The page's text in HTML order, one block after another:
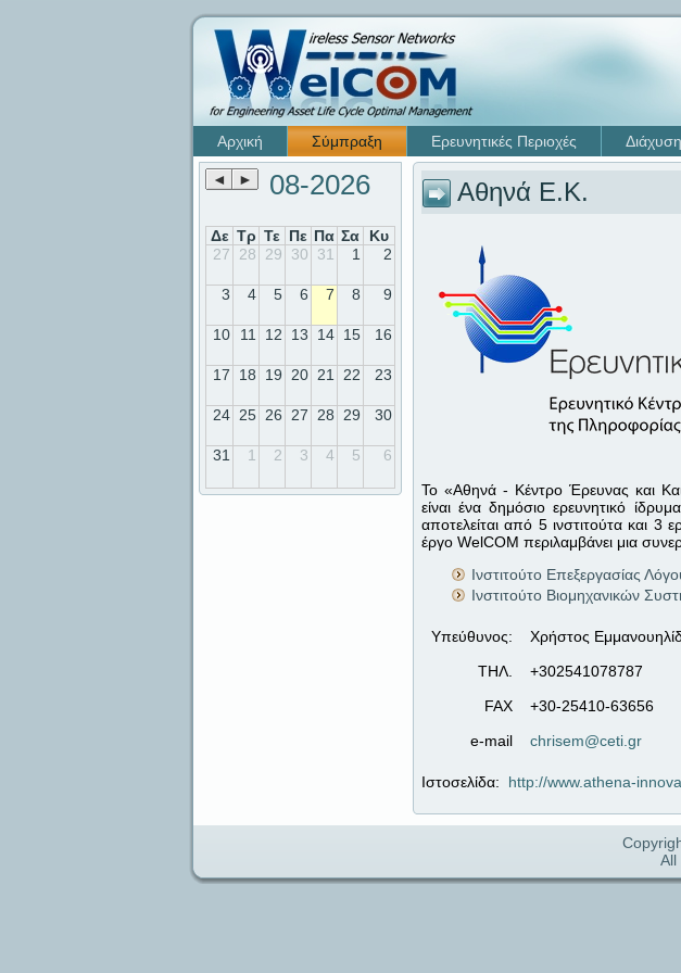
Αρχική Σύμπραξη Ερευνητικές Περιοχές Διάχυση
◄ ► 08-2026
Δε Τρ Τε Πε Πα Σα
Κυ
27
28 29 30 31 1 2
3 4 5 6 7 8 9
10 11 12 13 14 15 16
17 18 19 20 21 22 23
24 25 26 27 28 29 30
31 1 2 3 4 5 6
Αθηνά Ε.Κ.
Το «Αθηνά - Κέντρο Έρευνας και
είναι ένα δημόσιο ερευνητικό
αποτελείται από 5 ινστιτούτα και 3
έργο WelCOM περιλαμβάνει μια
Ινστιτούτο Επεξεργασίας
Ινστιτούτο Βιομηχανικών
Υπεύθυνος:
Χρήστος
ΤΗΛ.
+302541078787
FAX
+30-25410-63656
e-mail
chrisem@ceti.gr
Ιστοσελίδα: http://www.athena-
All